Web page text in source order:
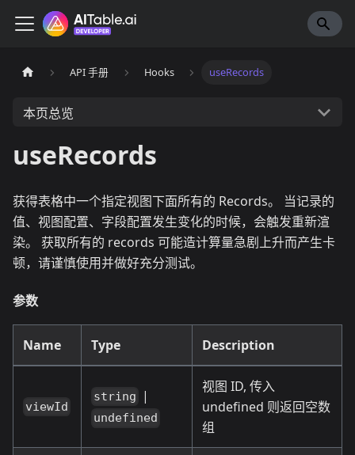
API 手册 Hooks useRecords
本页总览
useRecords
获得表格中一个指定视图下面所有的 Records。 当记录的
值、视图配置、字段配置发生变化的时候，会触发重新渲
染。 获取所有的 records 可能造计算量急剧上升而产生卡
顿，请谨慎使用并做好充分测试。
参数
Name Type Description
viewId
string |
undefined
视图 ID, 传入
undefined 则返回空数
组